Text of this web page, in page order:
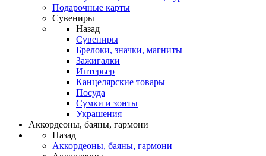
Подарочные карты
Сувениры
Назад
Сувениры
Брелоки, значки, магниты
Зажигалки
Интерьер
Канцелярские товары
Посуда
Сумки и зонты
Украшения
Аккордеоны, баяны, гармони
Назад
Аккордеоны, баяны, гармони